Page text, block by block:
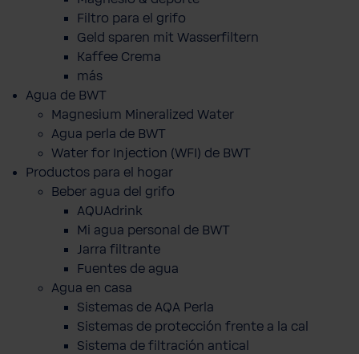
Filtro para el grifo
Geld sparen mit Wasserfiltern
Kaffee Crema
más
Agua de BWT
Magnesium Mineralized Water
Agua perla de BWT
Water for Injection (WFI) de BWT
Productos para el hogar
Beber agua del grifo
AQUAdrink
Mi agua personal de BWT
Jarra filtrante
Fuentes de agua
Agua en casa
Sistemas de AQA Perla
Sistemas de protección frente a la cal
Sistema de filtración antical